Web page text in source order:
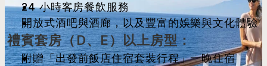
24 小時客房餐飲服務
開放式酒吧與酒廊，以及豐富的娛樂與文化體驗
禮賓套房（D、E）以上房型：
附贈「出發前飯店住宿套裝行程」一晚住宿